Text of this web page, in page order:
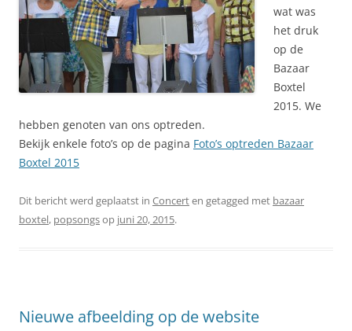
wat was
het druk
op de
Bazaar
Boxtel
2015. We
hebben genoten van ons optreden.
Bekijk enkele foto’s op de pagina Foto’s optreden Bazaar
Boxtel 2015
Dit bericht werd geplaatst in Concerten getagged met bazaar
boxtel, popsongsop juni 20, 2015.
Nieuwe afbeelding op de website